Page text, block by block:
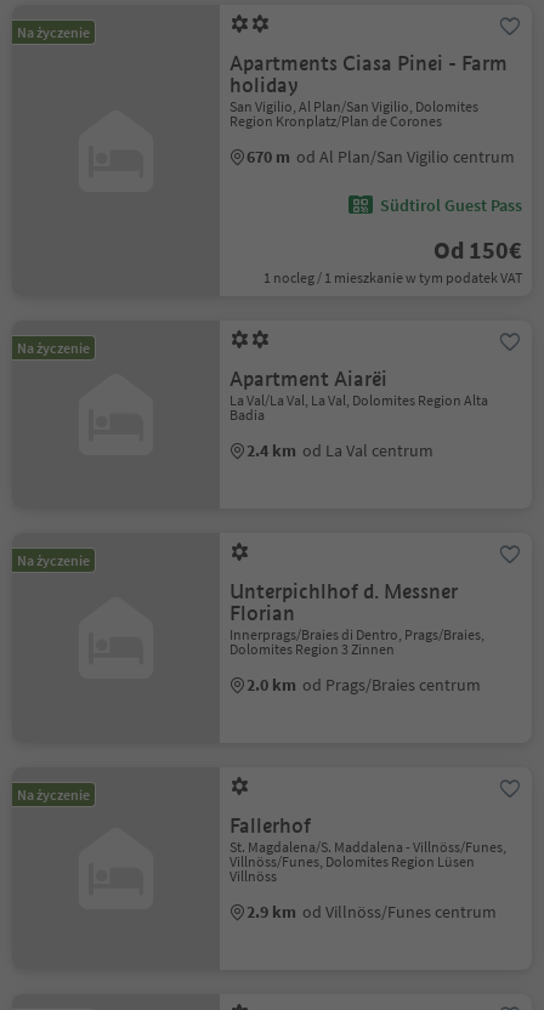
Na życzenie
Apartments Ciasa Pinei - Farm
holiday
San Vigilio, Al Plan/San Vigilio, Dolomites
Region Kronplatz/Plan de Corones
670 m od Al Plan/San Vigilio centrum
Südtirol Guest Pass
Od 150€
1 nocleg / 1 mieszkanie w tym podatek VAT
Na życzenie
Apartment Aiarëi
La Val/La Val, La Val, Dolomites Region Alta
Badia
2.4 km od La Val centrum
Na życzenie
Unterpichlhof d. Messner
Florian
Innerprags/Braies di Dentro, Prags/Braies,
Dolomites Region 3 Zinnen
2.0 km od Prags/Braies centrum
Na życzenie
Fallerhof
St. Magdalena/S. Maddalena - Villnöss/Funes,
Villnöss/Funes, Dolomites Region Lüsen
Villnöss
2.9 km od Villnöss/Funes centrum